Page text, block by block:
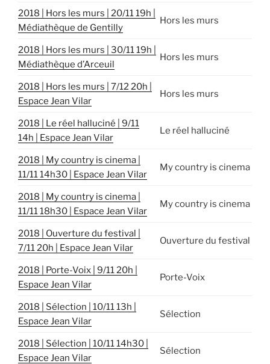
2018 | Hors les murs | 20/11 19h |
Médiathèque de Gentilly
Hors les murs
2018 | Hors les murs | 30/11 19h |
Médiathèque d’Arceuil
Hors les murs
2018 | Hors les murs | 7/12 20h |
Espace Jean Vilar
Hors les murs
2018 | Le réel halluciné | 9/11
14h | Espace Jean Vilar
Le réel halluciné
2018 | My country is cinema |
11/11 14h30 | Espace Jean Vilar
My country is cinema
2018 | My country is cinema |
11/11 18h30 | Espace Jean Vilar
My country is cinema
2018 | Ouverture du festival |
7/11 20h | Espace Jean Vilar
Ouverture du festival
2018 | Porte-Voix | 9/11 20h |
Espace Jean Vilar
Porte-Voix
2018 | Sélection | 10/11 13h |
Espace Jean Vilar
Sélection
2018 | Sélection | 10/11 14h30 |
Espace Jean Vilar
Sélection